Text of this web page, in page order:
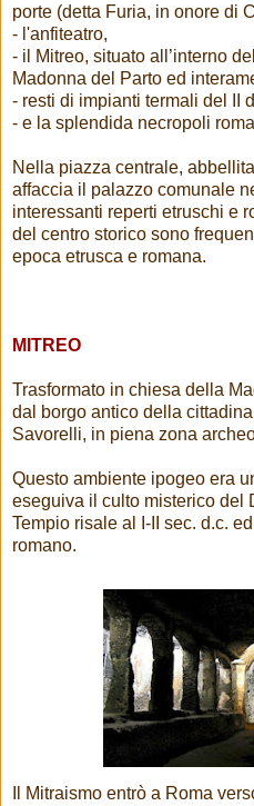
porte (detta Furia, in onore di
- l'anfiteatro,
- il Mitreo, situato all’interno
Madonna del Parto ed
- resti di impianti termali del II
- e la splendida necropoli
Nella piazza centrale,
affaccia il palazzo comunale
interessanti reperti etruschi e
del centro storico sono
epoca etrusca e romana.
MITREO
Trasformato in chiesa della
dal borgo antico della
Savorelli, in piena zona
Questo ambiente ipogeo era
eseguiva il culto misterico del
Tempio risale al I-II sec. d.c.
romano.
Il Mitraismo entrò a Roma